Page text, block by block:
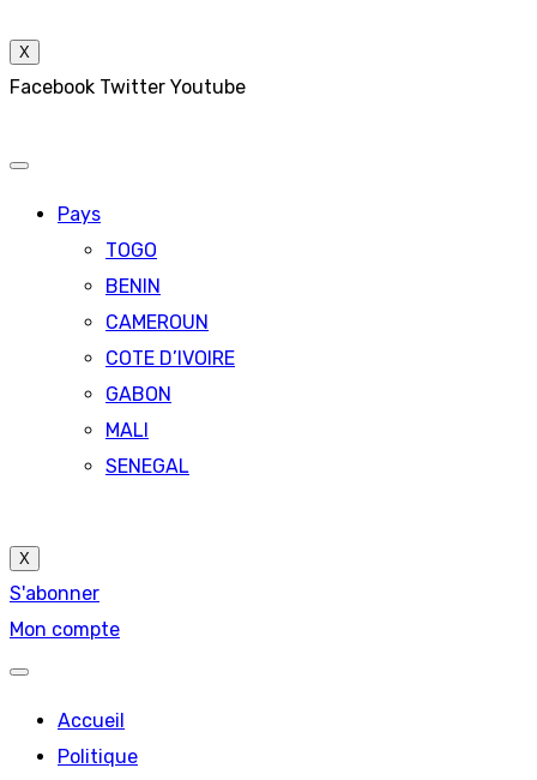
X
Facebook Twitter Youtube
Pays
TOGO
BENIN
CAMEROUN
COTE D’IVOIRE
GABON
MALI
SENEGAL
X
S'abonner
Mon compte
Accueil
Politique